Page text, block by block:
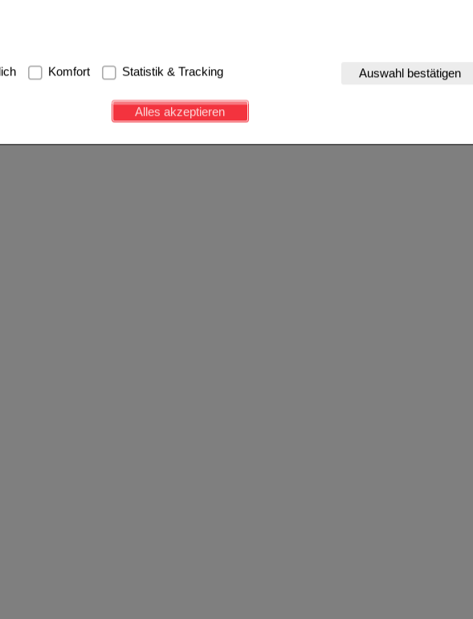
Hierbei handelt es sich um Cookies, die für die Grundfunktionen unserer Website
Warenkorb, Kundenkonto), weshalb auf diese nicht verzichtet werden kann.
werden genutzt um das Einkaufserlebnis noch ansprechender zu gestalten,
des Besuchers oder unsere Seite an bevorzugte Verhaltensweisen (z.B.
wir unsere Website weiter für Sie optimieren können, den Inhalt auf unserer Website aber
Google oder soziale Medien übertragen werden.
Komfort Statistik & Tracking Auswahl bestätigen
Alles akzeptieren